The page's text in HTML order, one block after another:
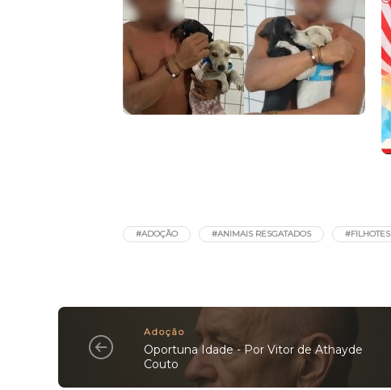
#ADOÇÃO #ANIMAIS RESGATADOS #FILHOTES
Adoção
Oportuna Idade - Por Vitor de Athayde
Couto